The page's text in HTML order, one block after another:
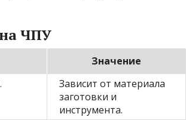
ЧПУ
Значение
Зависит от материала
заготовки и
инструмента.